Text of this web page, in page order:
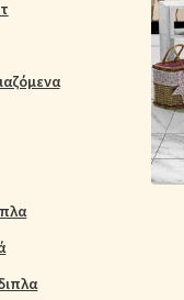
Πολιτική cookie